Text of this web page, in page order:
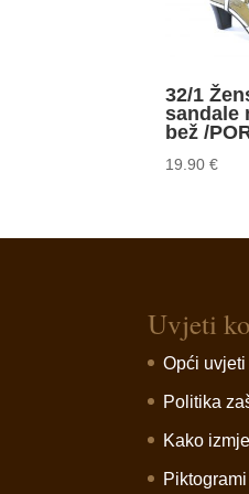
32/1
sandale
bež /
19.90€
Uvjeti
Opći
Politika
Kako